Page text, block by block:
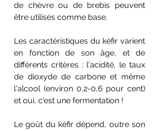
de chèvre ou de brebis peuvent
être utilisés comme base.
Les caractéristiques du kéfir varient
en fonction de son âge, et de
différents critères : l'acidité, le taux
de dioxyde de carbone et même
l'alcool (environ 0,2-0,6 pour cent)
et oui, c'est une fermentation !
Le goût du kéfir dépend, outre son